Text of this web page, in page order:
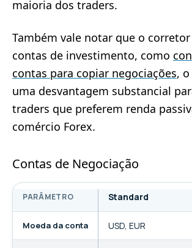
maioria dos traders.
Também vale notar que o
contas de investimento, como
contas para copiar negociações,
uma desvantagem substancial
traders que preferem renda
comércio Forex.
Contas de Negociação
PARÂMETRO Standard
Moeda da conta USD, EUR